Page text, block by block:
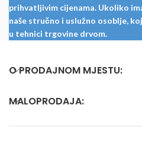
prihvatljivim cijenama. Ukoliko
naše stručno i uslužno osoblje,
u tehnici trgovine drvom.
O PRODAJNOM MJESTU:
MALOPRODAJA: